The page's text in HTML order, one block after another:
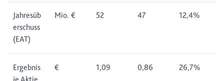
Jahresüb
erschuss
(EAT)
Mio. € 52 47 12,4%
Ergebnis
€ 1,09 0,86 26,7%